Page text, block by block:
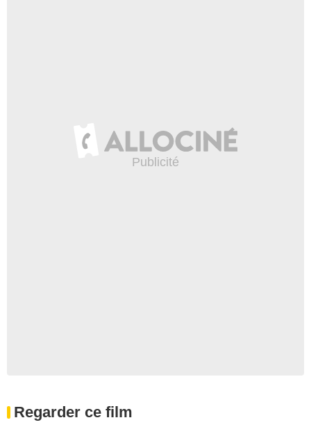
Regarder ce film